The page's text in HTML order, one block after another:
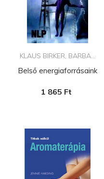
KLAUS BIRKER, BARBA...
Belső energiaforrásaink
1 865 Ft